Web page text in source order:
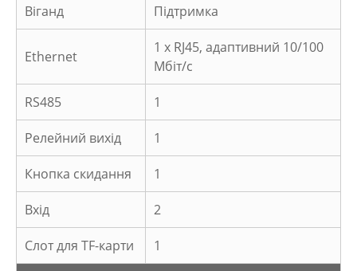
Віганд Підтримка
Ethernet
1 x RJ45, адаптивний 10/100
Мбіт/с
RS485 1
Релейний вихід 1
Кнопка скидання 1
Вхід 2
Слот для TF-карти 1